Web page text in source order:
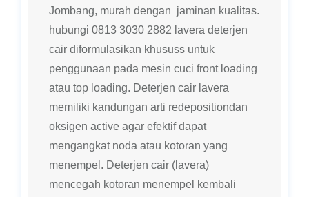
Jombang, murah dengan jaminan kualitas.
hubungi 0813 3030 2882 lavera deterjen
cair diformulasikan khususs untuk
penggunaan pada mesin cuci front loading
atau top loading. Deterjen cair lavera
memiliki kandungan arti redepositiondan
oksigen active agar efektif dapat
mengangkat noda atau kotoran yang
menempel. Deterjen cair (lavera)
mencegah kotoran menempel kembali